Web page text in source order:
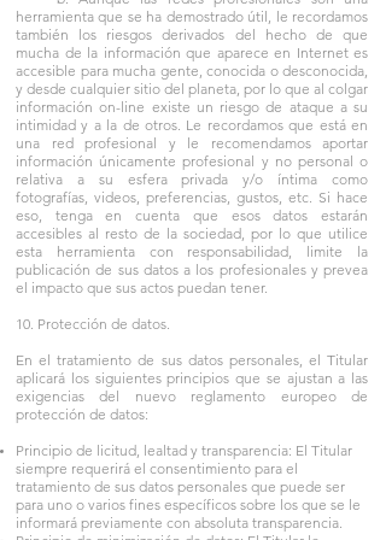
herramienta que se ha demostrado útil, le recordamos
también los riesgos derivados del hecho de que
mucha de la información que aparece en Internet es
accesible para mucha gente, conocida o desconocida,
y desde cualquier sitio del planeta, por lo que al colgar
información on-line existe un riesgo de ataque a su
intimidad y a la de otros. Le recordamos que está en
una red profesional y le recomendamos aportar
información únicamente profesional y no personal o
relativa a su esfera privada y/o íntima como
fotografías, videos, preferencias, gustos, etc. Si hace
eso, tenga en cuenta que esos datos estarán
accesibles al resto de la sociedad, por lo que utilice
esta herramienta con responsabilidad, limite la
publicación de sus datos a los profesionales y prevea
el impacto que sus actos puedan tener.
10. Protección de datos.
En el tratamiento de sus datos personales, el Titular
aplicará los siguientes principios que se ajustan a las
exigencias del nuevo reglamento europeo de
protección de datos:
Principio de licitud, lealtad y transparencia: El Titular
siempre requerirá el consentimiento para el
tratamiento de sus datos personales que puede ser
para uno o varios fines específicos sobre los que se le
informará previamente con absoluta transparencia.